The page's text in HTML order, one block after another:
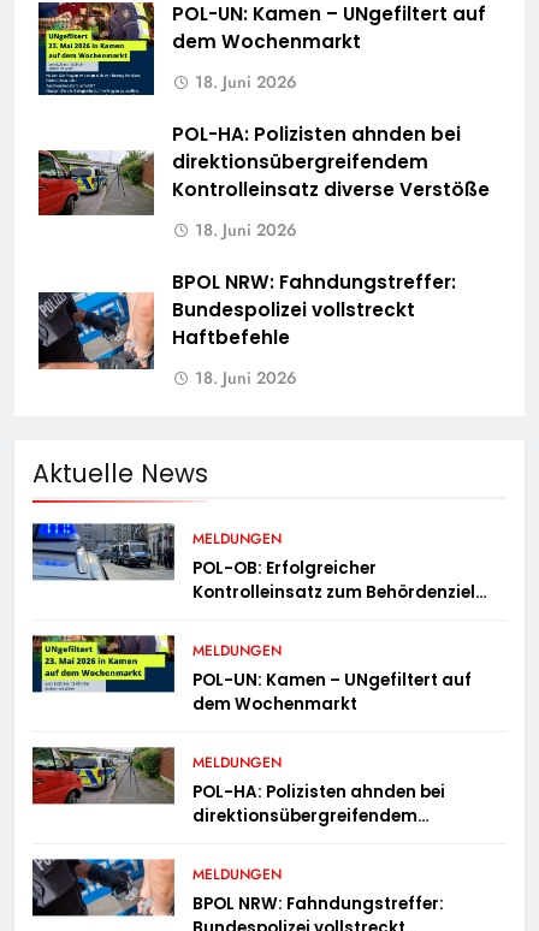
POL-UN: Kamen – UNgefiltert auf
dem Wochenmarkt
18. Juni 2026
POL-HA: Polizisten ahnden bei
direktionsübergreifendem
Kontrolleinsatz diverse Verstöße
18. Juni 2026
BPOL NRW: Fahndungstreffer:
Bundespolizei vollstreckt
Haftbefehle
18. Juni 2026
Aktuelle News
MELDUNGEN
POL-OB: Erfolgreicher
Kontrolleinsatz zum Behördenziel
MELDUNGEN
POL-UN: Kamen – UNgefiltert auf
dem Wochenmarkt
MELDUNGEN
POL-HA: Polizisten ahnden bei
direktionsübergreifendem
MELDUNGEN
BPOL NRW: Fahndungstreffer: